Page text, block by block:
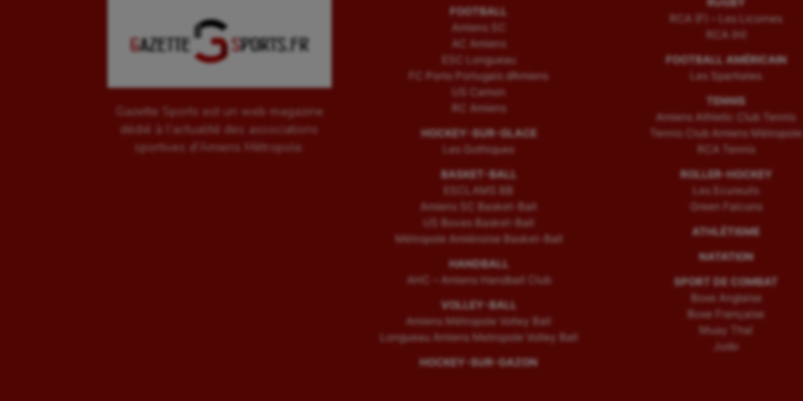
Gazette Sports est un web magazine
dédié à l'actualité des associations
sportives d'Amiens Métropole.
FOOTBALL
Amiens SC
AC Amiens
ESC Longueau
FC Porto Portugais d’Amiens
US Camon
RC Amiens
HOCKEY-SUR-GLACE
Les Gothiques
BASKET-BALL
ESCLAMS BB
Amiens SC Basket-Ball
US Boves Basket-Ball
Métropole Amiénoise Basket-Ball
HANDBALL
AHC – Amiens Handball Club
VOLLEY-BALL
Amiens Métropole Volley Ball
Longueau Amiens Metropole Volley Ball
HOCKEY-SUR-GAZON
RCA (F) – Les Licornes
RCA (H)
FOOTBALL AMÉRICAIN
Les Spartiates
TENNIS
Amiens Athletic Club Tennis
Tennis Club Amiens Métropole
RCA Tennis
ROLLER-HOCKEY
Les Ecureuils
Green Falcons
ATHLÉTISME
NATATION
SPORT DE COMBAT
Boxe Anglaise
Boxe Française
Muay Thaï
Judo